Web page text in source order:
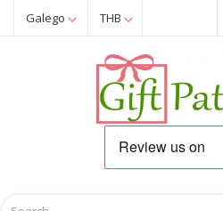
Galego THB